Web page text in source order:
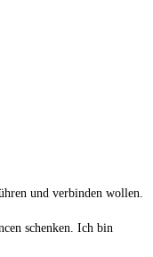
und verbinden wollen.
schenken. Ich bin